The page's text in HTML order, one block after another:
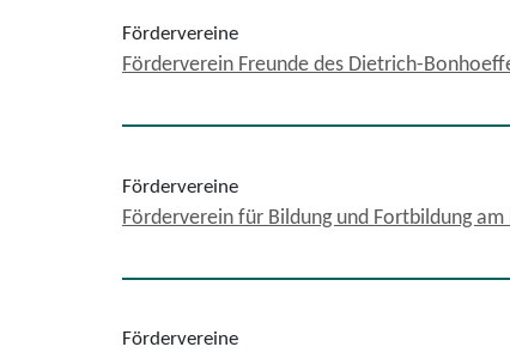
Fördervereine
Förderverein Freunde des Dietrich-
Fördervereine
Förderverein für Bildung und Fortbildung
Fördervereine